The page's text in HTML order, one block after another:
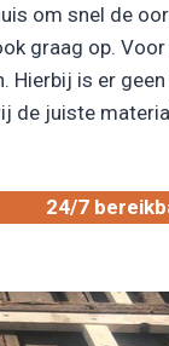
om snel de
graag op.
Hierbij is er
de juiste
24/7